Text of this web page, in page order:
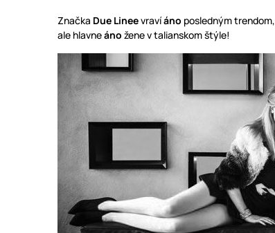
Značka Due Lineevravíáno posledným trendom,
ale hlavneáno žene v talianskom štýle!